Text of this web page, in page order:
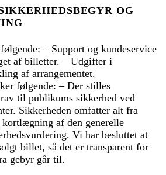
OG
– Support og kundeservice
af billetter. – Udgifter i
af arrangementet.
følgende: – Der stilles
til publikums sikkerhed ved
Sikkerheden omfatter alt fra
af den generelle
Vi har besluttet at
billet, så det er transparent for
gebyr går til.